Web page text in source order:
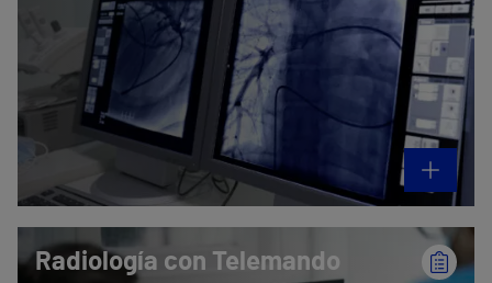
Radiología con Telemando